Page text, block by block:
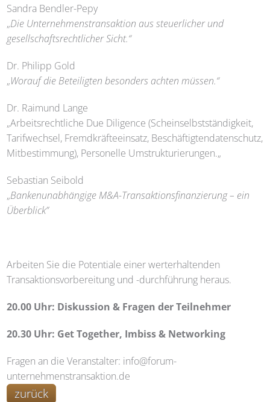
Sandra Bendler-Pepy
„Die Unternehmenstransaktion aus steuerlicher und
gesellschaftsrechtlicher Sicht.“
Dr. Philipp Gold
„Worauf die Beteiligten besonders achten müssen.“
Dr. Raimund Lange
„Arbeitsrechtliche Due Diligence (Scheinselbstständigkeit,
Tarifwechsel, Fremdkräfteeinsatz, Beschäftigtendatenschutz,
Mitbestimmung), Personelle Umstrukturierungen.„
Sebastian Seibold
„Bankenunabhängige M&A-Transaktionsfinanzierung – ein
Überblick”
Arbeiten Sie die Potentiale einer werterhaltenden
Transaktionsvorbereitung und -durchführung heraus.
20.00 Uhr: Diskussion & Fragen der Teilnehmer
20.30 Uhr: Get Together, Imbiss & Networking
Fragen an die Veranstalter: info@forum-
unternehmenstransaktion.de
zurück